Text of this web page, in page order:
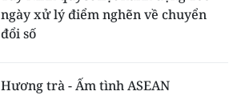
ngày xử lý điểm nghẽn về chuyển
đổi số
Hương trà - Ấm tình ASEAN